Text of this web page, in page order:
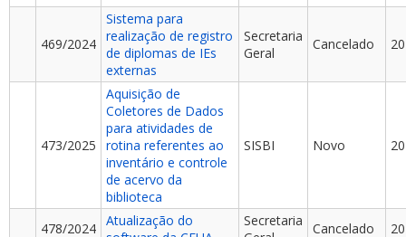
469/2024
Sistema para
realização de registro
de diplomas de IEs
externas
Secretaria
Geral
Cancelado
473/2025
Aquisição de
Coletores de Dados
para atividades de
rotina referentes ao
inventário e controle
de acervo da
biblioteca
SISBI Novo
478/2024 Atualização do
Secretaria
Cancelado